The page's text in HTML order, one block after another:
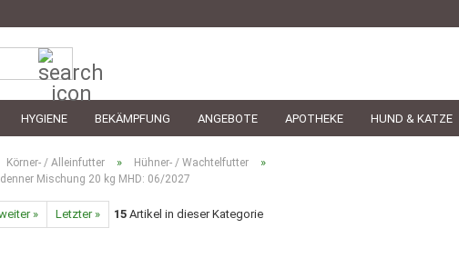
HYGIENE BEKÄMPFUNG ANGEBOTE APOTHEKE HUND & KATZE
Körner- / Alleinfutter » Hühner- / Wachtelfutter »
Mischung 20 kg MHD: 06/2027
» Letzter » 15 Artikel in dieser Kategorie